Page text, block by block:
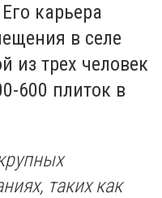
карьера
в селе
из трех человек
600 плиток в
таких как